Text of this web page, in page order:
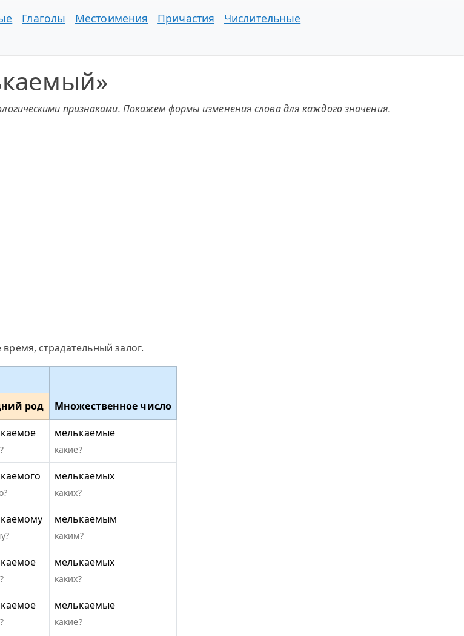
Глаголы Местоимения Причастия
Числительные
признаками. Покажем формы изменения слова для каждого значения.
страдательный залог.
Множественное число
род
мелькаемые
какие?
мелькаемых
каких?
мелькаемым
каким?
мелькаемых
каких?
мелькаемые
какие?